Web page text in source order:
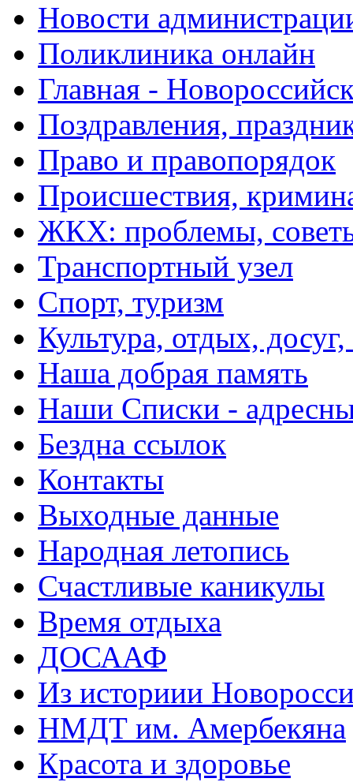
Новости
Поликлиника онлайн
Главная -
Поздравления,
Право и правопорядок
Происшествия,
ЖКХ: проблемы,
Транспортный узел
Спорт, туризм
Культура, отдых,
Наша добрая память
Наши Списки -
Бездна ссылок
Контакты
Выходные данные
Народная летопись
Счастливые каникулы
Время отдыха
ДОСААФ
Из историии
НМДТ им. Амербекяна
Красота и здоровье